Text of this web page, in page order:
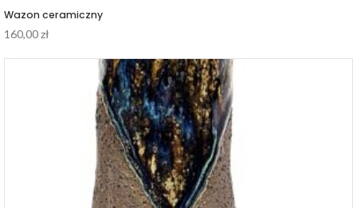
Wazon ceramiczny
160,00zł